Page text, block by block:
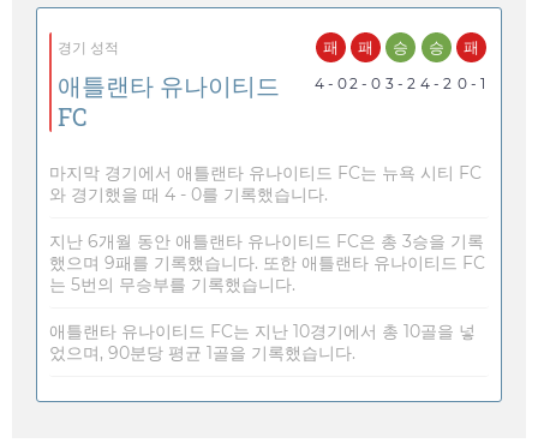
경기 성적
애틀랜타 유나이티드
FC
패
4 - 0
패
2 - 0
승
3 - 2
승
4 - 2
패
0 - 1
마지막 경기에서 애틀랜타 유나이티드 FC는 뉴욕 시티 FC
와 경기했을 때 4 - 0를 기록했습니다.
지난 6개월 동안 애틀랜타 유나이티드 FC은 총 3승을 기록
했으며 9패를 기록했습니다. 또한 애틀랜타 유나이티드 FC
는 5번의 무승부를 기록했습니다.
애틀랜타 유나이티드 FC는 지난 10경기에서 총 10골을 넣
었으며, 90분당 평균 1골을 기록했습니다.